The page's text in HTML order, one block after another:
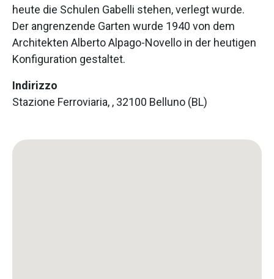
heute die Schulen Gabelli stehen, verlegt wurde.
Der angrenzende Garten wurde 1940 von dem
Architekten Alberto Alpago-Novello in der heutigen
Konfiguration gestaltet.
Indirizzo
Stazione Ferroviaria, , 32100 Belluno (BL)